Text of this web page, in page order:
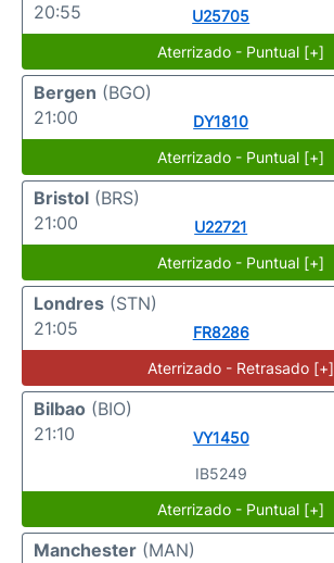
20:55
U25705
Aterrizado - Puntual [+]
Bergen (BGO)
21:00
DY1810
Aterrizado - Puntual [+]
Bristol (BRS)
21:00
U22721
Aterrizado - Puntual [+]
Londres (STN)
21:05
FR8286
Aterrizado - Retrasado [+]
Bilbao (BIO)
21:10
VY1450
IB5249
Aterrizado - Puntual [+]
Manchester (MAN)